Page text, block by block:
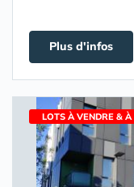
Plus d'infos
LOTS À VENDRE & À